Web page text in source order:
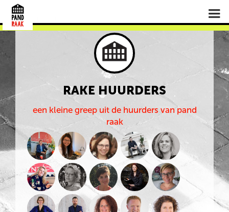
RAKE HUURDERS
een kleine greep uit de huurders van pand
raak